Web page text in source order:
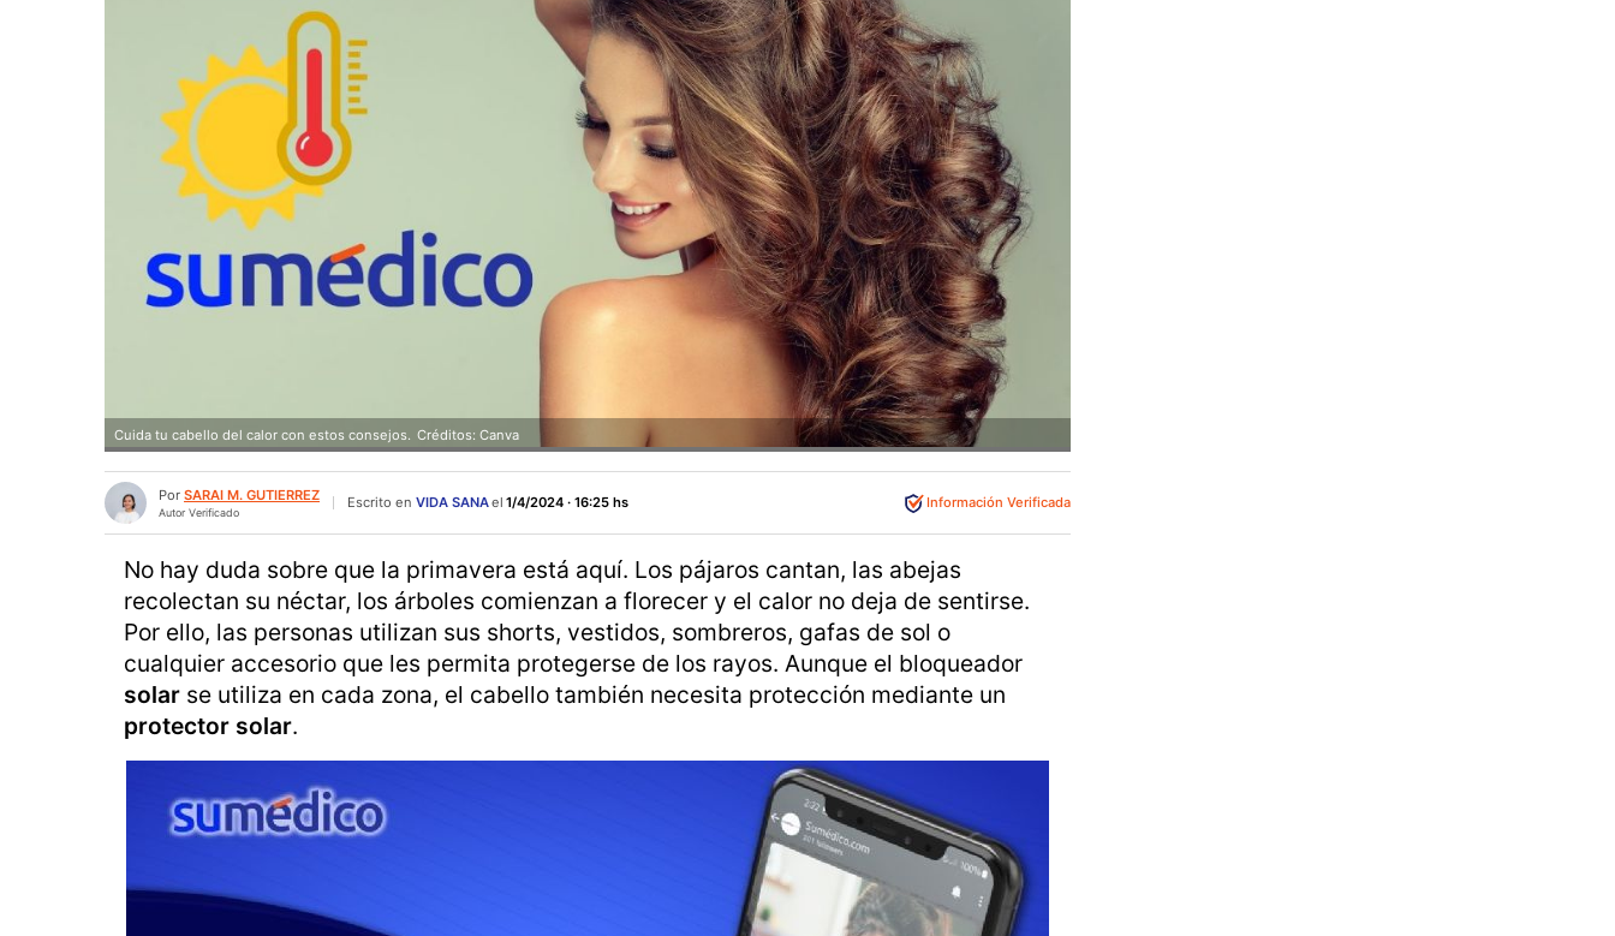
Cuida tu cabello del calor con estos consejos. Créditos: Canva
Por SARAI M. GUTIERREZ
Autor Verificado
Escrito en VIDA SANAel 1/4/2024 · 16:25 hs Información Verificada
No hay duda sobre que la primavera está aquí. Los pájaros cantan, las abejas
recolectan su néctar, los árboles comienzan a florecer y el calor no deja de sentirse.
Por ello, las personas utilizan sus shorts, vestidos, sombreros, gafas de sol o
cualquier accesorio que les permita protegerse de los rayos. Aunque el bloqueador
solar se utiliza en cada zona, el cabello también necesita protección mediante un
protector solar.